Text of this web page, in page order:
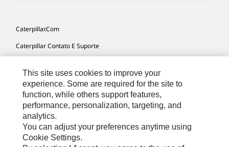
Caterpillar.com
Caterpillar Contato E Suporte
Mapa Do Local
Cookie Settings
Legal
Privacidade
This site uses cookies to improve your
experience. Some are required for the site to
function, while others support features,
performance, personalization, targeting, and
analytics.
You can adjust your preferences anytime using
Cookie Settings.